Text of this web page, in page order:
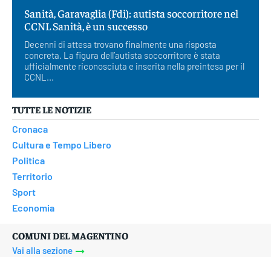
Sanità, Garavaglia (Fdi): autista soccorritore nel
CCNL Sanità, è un successo
Decenni di attesa trovano finalmente una risposta
concreta. La figura dell’autista soccorritore è stata
ufficialmente riconosciuta e inserita nella preintesa per il
CCNL...
TUTTE LE NOTIZIE
Cronaca
Cultura e Tempo Libero
Politica
Territorio
Sport
Economia
COMUNI DEL MAGENTINO
Vai alla sezione